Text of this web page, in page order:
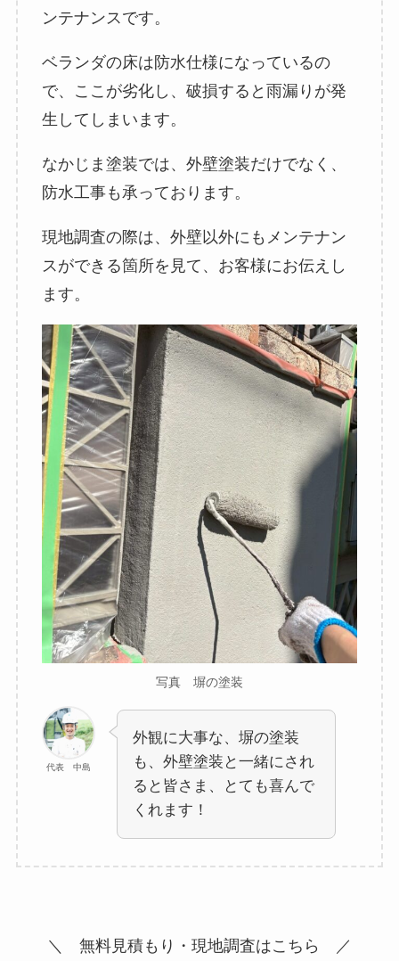
ンテナンスです。
ベランダの床は防水仕様になっているの
で、ここが劣化し、破損すると雨漏りが発
生してしまいます。
なかじま塗装では、外壁塗装だけでなく、
防水工事も承っております。
現地調査の際は、外壁以外にもメンテナン
スができる箇所を見て、お客様にお伝えし
ます。
写真 塀の塗装
代表 中島
外観に大事な、塀の塗装
も、外壁塗装と一緒にされ
ると皆さま、とても喜んで
くれます！
＼ 無料見積もり・現地調査はこちら ／